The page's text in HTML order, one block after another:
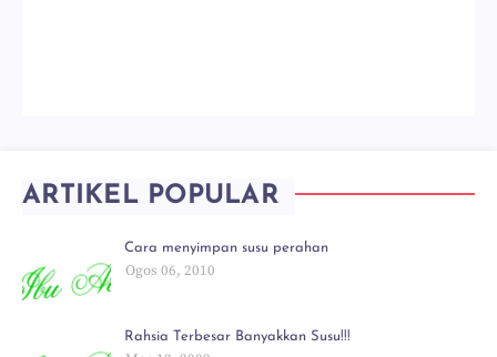
ARTIKEL POPULAR
Cara menyimpan susu perahan
Ogos 06, 2010
Rahsia Terbesar Banyakkan Susu!!!